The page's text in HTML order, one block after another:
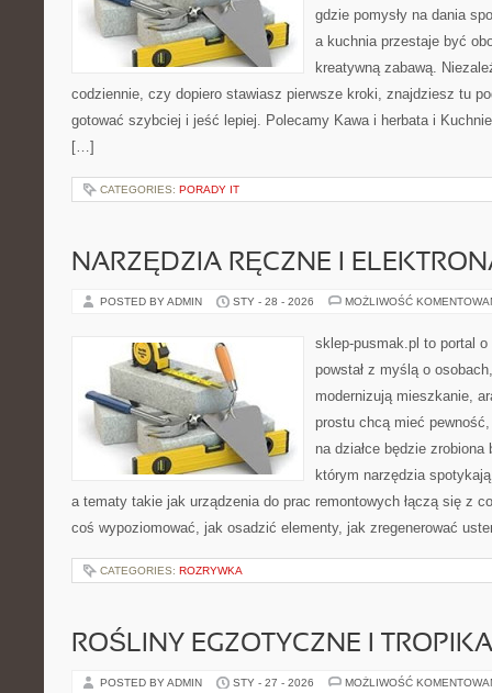
gdzie pomysły na dania
a kuchnia przestaje być
kreatywną zabawą.
codziennie, czy dopiero stawiasz pierwsze kroki, znajdziesz tu
gotować szybciej i jeść lepiej. Polecamy Kawa i herbata i
[…]
CATEGORIES: PORADY IT
NARZĘDZIA RĘCZNE I
POSTED BY ADMIN STY - 28 - 2026 MOŻLIWOŚĆ
sklep-pusmak.pl to portal
powstał z myślą o
modernizują mieszkanie,
prostu chcą mieć
na działce będzie
którym narzędzia
a tematy takie jak urządzenia do prac remontowych łączą się z
coś wypoziomować, jak osadzić elementy, jak zregenerować
CATEGORIES: ROZRYWKA
ROŚLINY EGZOTYCZNE I
POSTED BY ADMIN STY - 27 - 2026 MOŻLIWOŚĆ